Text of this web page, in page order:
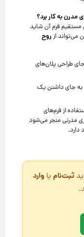
مدرن به کار برد؟
مستقیم فرم آن شاید
می‌تواند از روح
طراحی پلان‌های
به جای داشتن یک
از فرم‌های
مدرنی منجر می‌شود
دارد.
ثبت‌نام یا وارد